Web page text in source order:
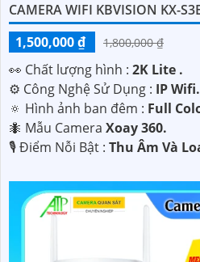
CAMERA WIFI KBVISION KX-
1,500,000 ₫
1,800,000 ₫
️👀 Chất lượng hình : 2K Lite .
⚙ Công Nghệ Sử Dụng : IP Wifi.
🔅 Hình ảnh ban đêm : Full
🐜 Mẫu Camera Xoay 360.
️🎙 Điểm Nỗi Bật : Thu Âm Và